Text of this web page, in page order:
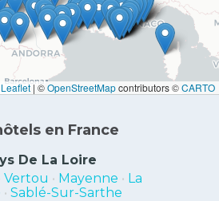
Leaflet | ©OpenStreetMapcontributors ©CARTO
en France
De La Loire
Vertou • Mayenne • La
•Sablé-Sur-Sarthe